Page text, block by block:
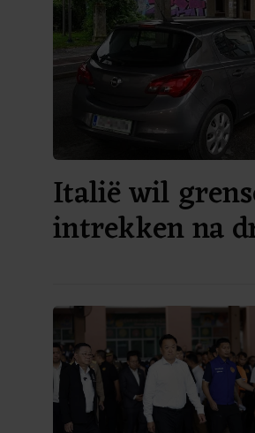
Italië wil
intrekken na